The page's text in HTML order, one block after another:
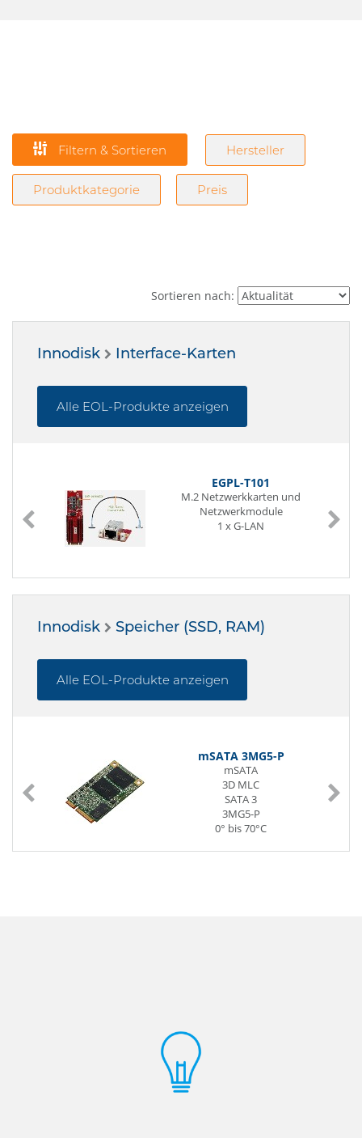
Filtern & Sortieren Hersteller
Produktkategorie Preis
Sortieren nach:
Innodisk Interface-Karten
Alle EOL-Produkte anzeigen
EGPL-T101
M.2 Netzwerkkarten und
Netzwerkmodule
1 x G-LAN
Innodisk Speicher (SSD, RAM)
Alle EOL-Produkte anzeigen
mSATA 3MG5-P
mSATA
3D MLC
SATA 3
3MG5-P
0° bis 70°C